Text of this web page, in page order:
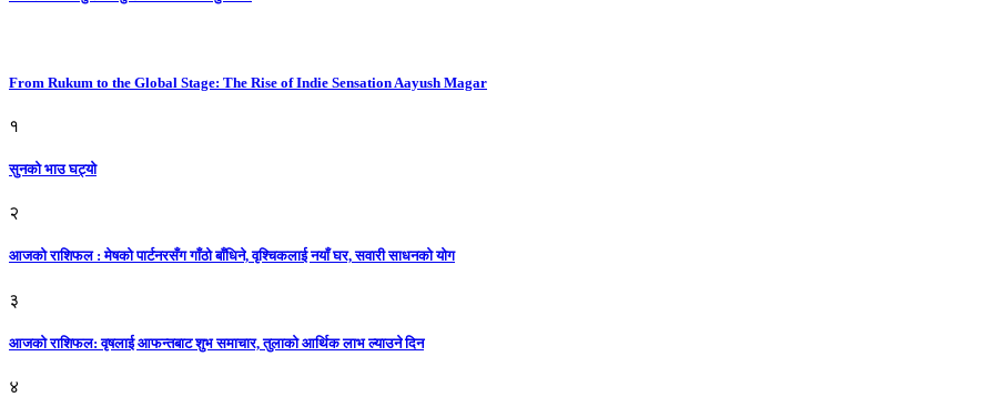
From Rukum to the Global Stage: The Rise of Indie Sensation Aayush Magar
१
सुनको भाउ घट्याे
२
आजको राशिफल : मेषको पार्टनरसँग गाँठो बाँधिने, वृश्चिकलाई नयाँ घर, सवारी साधनकाे याेग
३
आजकाे राशिफल: वृषलाई आफन्तबाट शुभ समाचार, तुलाकाे आर्थिक लाभ ल्याउने दिन
४